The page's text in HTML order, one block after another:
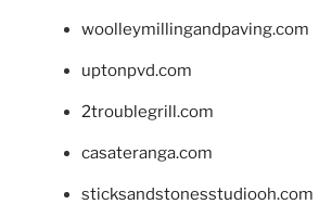
woolleymillingandpaving.com
uptonpvd.com
2troublegrill.com
casateranga.com
sticksandstonesstudiooh.com